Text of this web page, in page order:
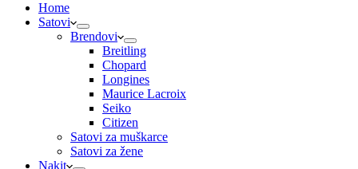
Home
Satovi
Brendovi
Breitling
Chopard
Longines
Maurice Lacroix
Seiko
Citizen
Satovi za muškarce
Satovi za žene
Nakit